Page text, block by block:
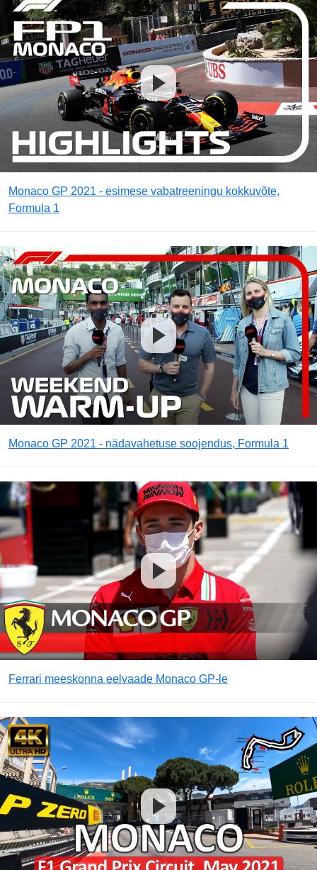
Monaco GP 2021 - esimese vabatreeningu kokkuvõte,
Formula 1
Monaco GP 2021 - nädavahetuse soojendus, Formula 1
Ferrari meeskonna eelvaade Monaco GP-le